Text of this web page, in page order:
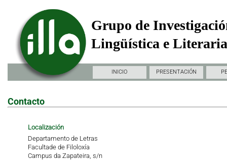
Grupo de
Lingüística e
INICIO PRESENTACIÓN
Contacto
Localización
Departamento de Letras
Facultade de Filoloxía
Campus da Zapateira, s/n